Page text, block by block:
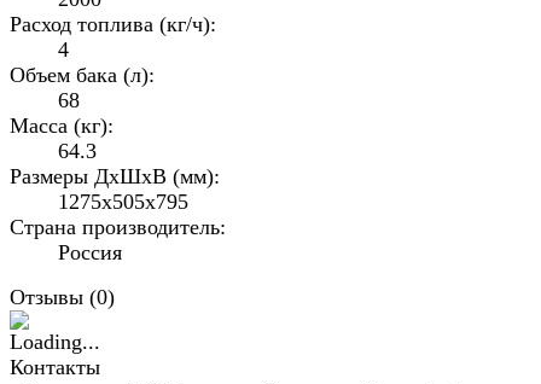
Расход топлива (кг/ч):
4
Объем бака (л):
68
Масса (кг):
64.3
Размеры ДxШxВ (мм):
1275х505х795
Страна производитель:
Россия
Отзывы (0)
Контакты